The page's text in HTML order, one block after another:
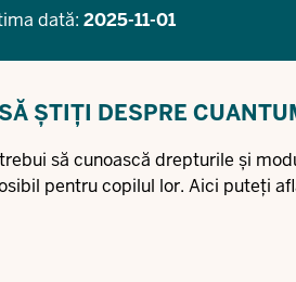
dată: 2025-11-01
ȘTIȚI DESPRE
să cunoască drepturile și
pentru copilul lor. Aici puteți